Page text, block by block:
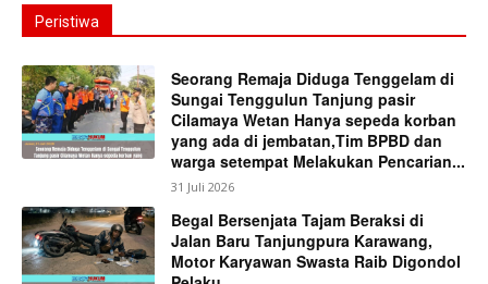
Peristiwa
Seorang Remaja Diduga Tenggelam di
Sungai Tenggulun Tanjung pasir
Cilamaya Wetan Hanya sepeda korban
yang ada di jembatan,Tim BPBD dan
warga setempat Melakukan Pencarian...
31 Juli 2026
Begal Bersenjata Tajam Beraksi di
Jalan Baru Tanjungpura Karawang,
Motor Karyawan Swasta Raib Digondol